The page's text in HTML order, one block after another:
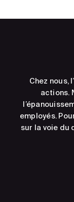
Chez nous,
actions.
employés.
sur la voie du